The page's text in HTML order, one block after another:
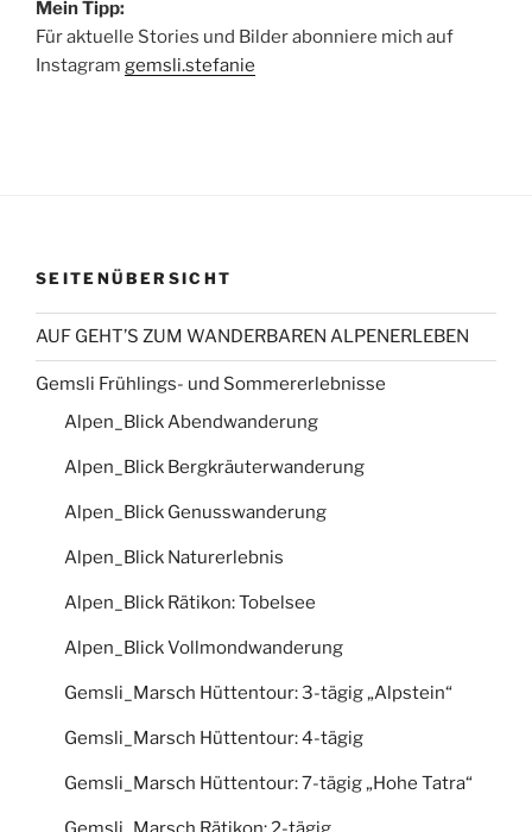
Mein Tipp:
Für aktuelle Stories und Bilder abonniere mich auf
Instagram gemsli.stefanie
SEITENÜBERSICHT
AUF GEHT’S ZUM WANDERBAREN ALPENERLEBEN
Gemsli Frühlings- und Sommererlebnisse
Alpen_Blick Abendwanderung
Alpen_Blick Bergkräuterwanderung
Alpen_Blick Genusswanderung
Alpen_Blick Naturerlebnis
Alpen_Blick Rätikon: Tobelsee
Alpen_Blick Vollmondwanderung
Gemsli_Marsch Hüttentour: 3-tägig „Alpstein“
Gemsli_Marsch Hüttentour: 4-tägig
Gemsli_Marsch Hüttentour: 7-tägig „Hohe Tatra“